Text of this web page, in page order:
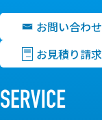
お問い合わせ
お見積り請求